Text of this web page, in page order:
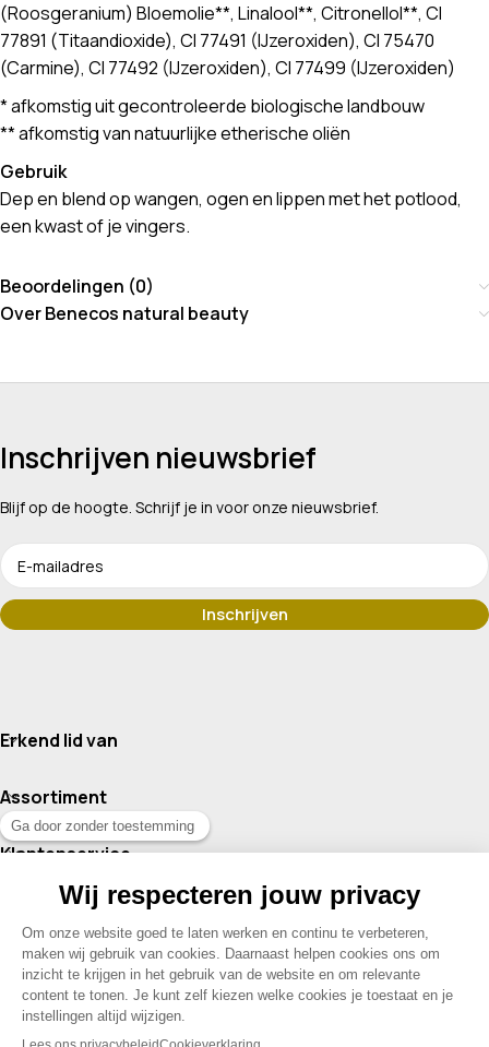
(Roosgeranium) Bloemolie**, Linalool**, Citronellol**, CI
77891 (Titaandioxide), CI 77491 (IJzeroxiden), CI 75470
(Carmine), CI 77492 (IJzeroxiden), CI 77499 (IJzeroxiden)
* afkomstig uit gecontroleerde biologische landbouw
** afkomstig van natuurlijke etherische oliën
Gebruik
Dep en blend op wangen, ogen en lippen met het potlood,
een kwast of je vingers.
Beoordelingen (0)
Over Benecos natural beauty
Inschrijven nieuwsbrief
Blijf op de hoogte. Schrijf je in voor onze nieuwsbrief.
Erkend lid van
Assortiment
Klantenservice
Contact
© 2026 Drogisterij Het Geheim | Alle rechten voorbehouden |
Webdesign en hosting door Madoo|Sitemap